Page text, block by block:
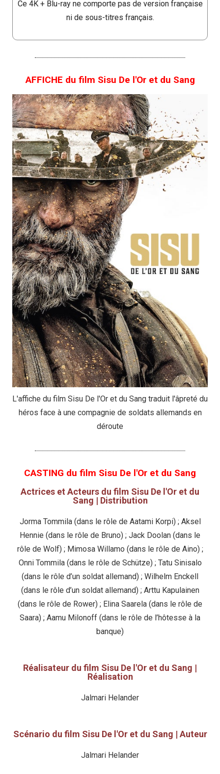
Ce 4K + Blu-ray ne comporte pas de version française
ni de sous-titres français.
AFFICHE du film Sisu De l'Or et du Sang
L'affiche du film Sisu De l'Or et du Sang traduit l'âpreté du
héros face à une compagnie de soldats allemands en
déroute
CASTING du film Sisu De l'Or et du Sang
Actrices et Acteurs du film Sisu De l'Or et du
Sang | Distribution
Jorma Tommila (dans le rôle de Aatami Korpi) ; Aksel
Hennie (dans le rôle de Bruno) ; Jack Doolan (dans le
rôle de Wolf) ; Mimosa Willamo (dans le rôle de Aino) ;
Onni Tommila (dans le rôle de Schütze) ; Tatu Sinisalo
(dans le rôle d’un soldat allemand) ; Wilhelm Enckell
(dans le rôle d’un soldat allemand) ; Arttu Kapulainen
(dans le rôle de Rower) ; Elina Saarela (dans le rôle de
Saara) ; Aamu Milonoff (dans le rôle de l’hôtesse à la
banque)
Réalisateur du film Sisu De l'Or et du Sang |
Réalisation
Jalmari Helander
Scénario du film Sisu De l'Or et du Sang | Auteur
Jalmari Helander